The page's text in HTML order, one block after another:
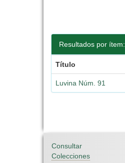
Resultados por ítem:
Título
Luvina Núm. 91
Consultar
Colecciones